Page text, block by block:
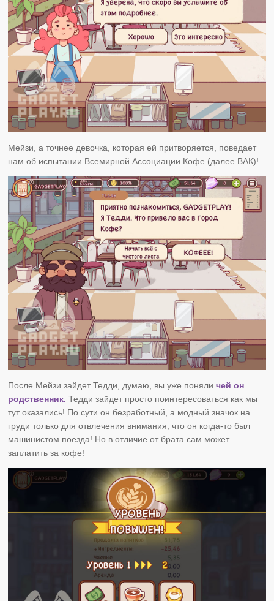
Мейзи, а точнее девочка, которая ей притворяется, поведает
нам об испытании Всемирной Ассоциации Кофе (далее ВАК)!
После Мейзи зайдет Тедди, думаю, вы уже поняличей он
родственник. Тедди зайдет просто поинтересоваться как мы
тут оказались! По сути он безработный, а модный значок на
груди только для отвлечения внимания, что он когда-то был
машинистом поезда! Но в отличие от брата сам может
заплатить за кофе!